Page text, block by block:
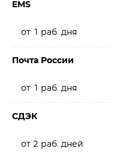
EMS
от 1 раб. дня
Почта России
от 1 раб. дня
СДЭК
от 2 раб. дней